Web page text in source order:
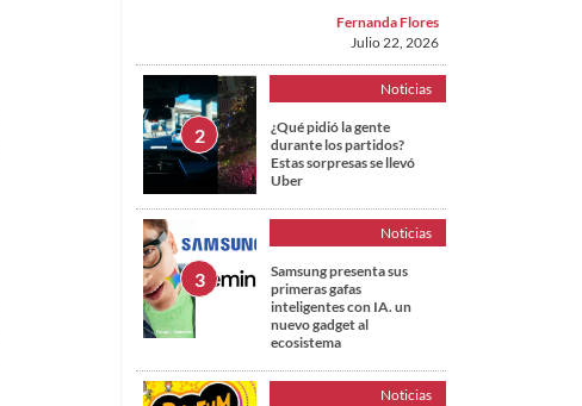
Fernanda Flores
Julio 22, 2026
Noticias
¿Qué pidió la gente
durante los partidos?
Estas sorpresas se llevó
Uber
Noticias
Samsung presenta sus
primeras gafas
inteligentes con IA. un
nuevo gadget al
ecosistema
Noticias